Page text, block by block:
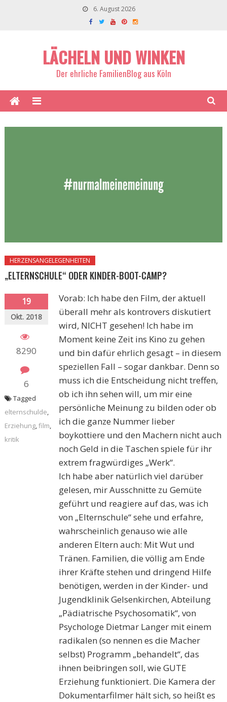
6. August 2026
LÄCHELN UND WINKEN
Der ehrliche FamilienBlog aus Köln
HERZENSANGELEGENHEITEN
„ELTERNSCHULE“ ODER KINDER-BOOT-CAMP?
19
Okt. 2018
8290
6
Vorab: Ich habe den Film, der aktuell
überall mehr als kontrovers diskutiert
wird, NICHT gesehen! Ich habe im
Moment keine Zeit ins Kino zu gehen
und bin dafür ehrlich gesagt – in diesem
speziellen Fall – sogar dankbar. Denn so
muss ich die Entscheidung nicht treffen,
ob ich ihn sehen will, um mir eine
persönliche Meinung zu bilden oder ob
ich die ganze Nummer lieber
boykottiere und den Machern nicht auch
noch Geld in die Taschen spiele für ihr
extrem fragwürdiges „Werk“.
Ich habe aber natürlich viel darüber
gelesen, mir Ausschnitte zu Gemüte
geführt und reagiere auf das, was ich
von „Elternschule“ sehe und erfahre,
wahrscheinlich genauso wie alle
anderen Eltern auch: Mit Wut und
Tränen. Familien, die völlig am Ende
ihrer Kräfte stehen und dringend Hilfe
benötigen, werden in der Kinder- und
Jugendklinik Gelsenkirchen, Abteilung
„Pädiatrische Psychosomatik“, von
Psychologe Dietmar Langer mit einem
radikalen (so nennen es die Macher
selbst) Programm „behandelt“, das
ihnen beibringen soll, wie GUTE
Erziehung funktioniert. Die Kamera der
Dokumentarfilmer hält sich, so heißt es
Tagged
elternschulde,
Erziehung,film,
kritik